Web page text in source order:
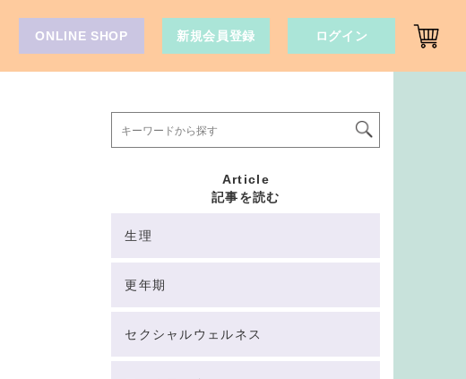
Article
記事を読む
生理
更年期
セクシャルウェルネス
ONLINE SHOP 新規会員登録 ログイン